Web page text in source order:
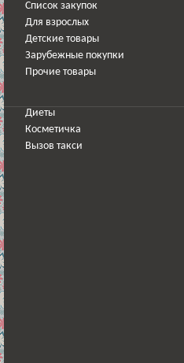
Список закупок
Для взрослых
Детские товары
Зарубежные покупки
Прочие товары
Диеты
Косметичка
Вызов такси